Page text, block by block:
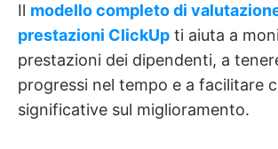
Il modello completo di
prestazioni ClickUp ti aiuta a
prestazioni dei dipendenti, a
progressi nel tempo e a facilitare
significative sul miglioramento.